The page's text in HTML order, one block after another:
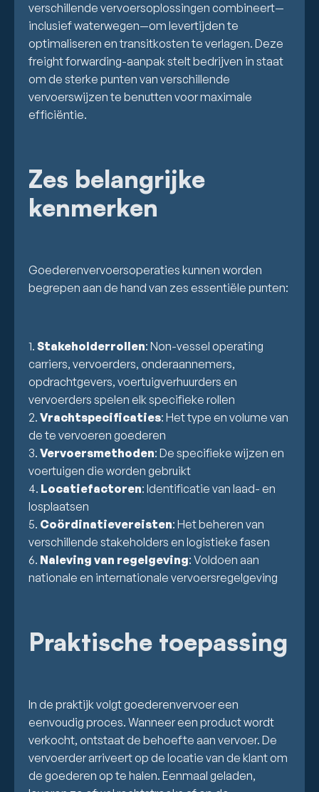
verschillende vervoersoplossingen combineert—
inclusief waterwegen—om levertijden te
optimaliseren en transitkosten te verlagen. Deze
freight forwarding-aanpak stelt bedrijven in staat
om de sterke punten van verschillende
vervoerswijzen te benutten voor maximale
efficiëntie.
Zes belangrijke
kenmerken
Goederenvervoersoperaties kunnen worden
begrepen aan de hand van zes essentiële punten:
1. Stakeholderrollen: Non-vessel operating
carriers, vervoerders, onderaannemers,
opdrachtgevers, voertuigverhuurders en
vervoerders spelen elk specifieke rollen
2. Vrachtspecificaties: Het type en volume van
de te vervoeren goederen
3. Vervoersmethoden: De specifieke wijzen en
voertuigen die worden gebruikt
4. Locatiefactoren: Identificatie van laad- en
losplaatsen
5. Coördinatievereisten: Het beheren van
verschillende stakeholders en logistieke fasen
6. Naleving van regelgeving: Voldoen aan
nationale en internationale vervoersregelgeving
Praktische toepassing
In de praktijk volgt goederenvervoer een
eenvoudig proces. Wanneer een product wordt
verkocht, ontstaat de behoefte aan vervoer. De
vervoerder arriveert op de locatie van de klant om
de goederen op te halen. Eenmaal geladen,